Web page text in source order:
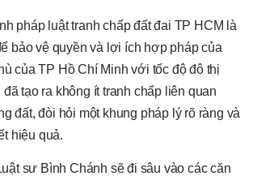
pháp luật tranh chấp đất đai TP HCM là
bảo vệ quyền và lợi ích hợp pháp của
của TP Hồ Chí Minh với tốc độ đô thị
tạo ra không ít tranh chấp liên quan
đất, đòi hỏi một khung pháp lý rõ ràng và
hiệu quả.
sư Bình Chánh sẽ đi sâu vào các căn